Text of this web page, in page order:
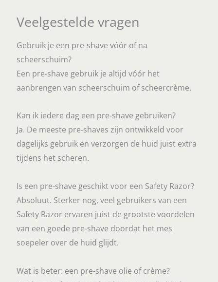
Veelgestelde vragen
Gebruik je een pre-shave vóór of na
scheerschuim?
Een pre-shave gebruik je altijd vóór het
aanbrengen van scheerschuim of scheercrème.
Kan ik iedere dag een pre-shave gebruiken?
Ja. De meeste pre-shaves zijn ontwikkeld voor
dagelijks gebruik en verzorgen de huid juist extra
tijdens het scheren.
Is een pre-shave geschikt voor een Safety Razor?
Absoluut. Sterker nog, veel gebruikers van een
Safety Razor ervaren juist de grootste voordelen
van een goede pre-shave doordat het mes
soepeler over de huid glijdt.
Wat is beter: een pre-shave olie of crème?